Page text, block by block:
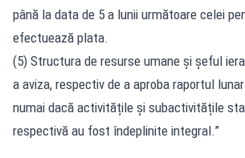
până la data de 5 a lunii următoare celei
efectuează plata.
(5) Structura de resurse umane și șeful
a aviza, respectiv de a aproba raportul
numai dacă activitățile și subactivitățile
respectivă au fost îndeplinite integral.”